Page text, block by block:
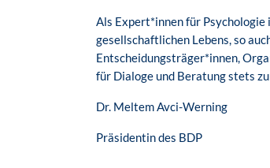
Als Expert*innen für Psychologie
gesellschaftlichen Lebens, so
Entscheidungsträger*innen,
für Dialoge und Beratung stets
Dr. Meltem Avci-Werning
Präsidentin des BDP